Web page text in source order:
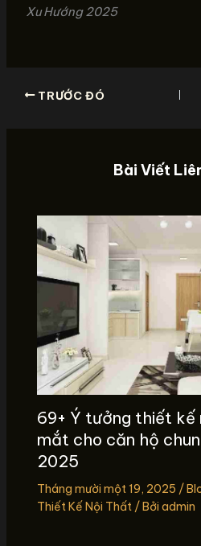
Xu Hướng 2025
TRƯỚC ĐÓ
Bài Viết
69+ Ý tưởng thiết
mắt cho căn hộ
2025
Tháng mười một 19, 2025 /
Thiết Kế Nội Thất/ Bởi admin